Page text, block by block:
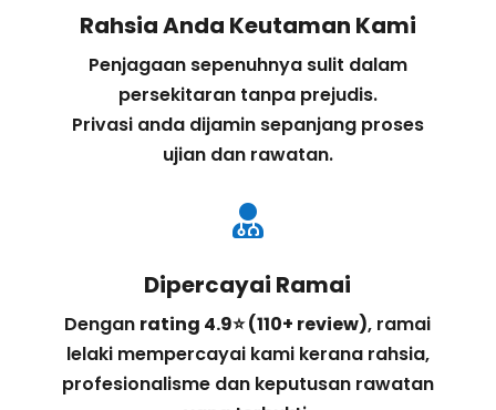
Rahsia Anda Keutaman Kami
Penjagaan sepenuhnya sulit dalam
persekitaran tanpa prejudis.
Privasi anda dijamin sepanjang proses
ujian dan rawatan.

Dipercayai Ramai
Dengan rating 4.9⭐ (110+ review), ramai
lelaki mempercayai kami kerana rahsia,
profesionalisme dan keputusan rawatan